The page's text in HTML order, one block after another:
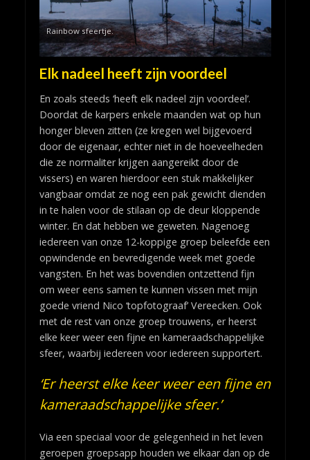
Rainbow sfeertje.
Elk nadeel heeft zijn voordeel
En zoals steeds ‘heeft elk nadeel zijn voordeel’.
Doordat de karpers enkele maanden wat op hun
honger bleven zitten (ze kregen wel bijgevoerd
door de eigenaar, echter niet in de hoeveelheden
die ze normaliter krijgen aangereikt door de
vissers) en waren hierdoor een stuk makkelijker
vangbaar omdat ze nog een pak gewicht dienden
in te halen voor de stilaan op de deur kloppende
winter. En dat hebben we geweten. Nagenoeg
iedereen van onze 12-koppige groep beleefde een
opwindende en bevredigende week met goede
vangsten. En het was bovendien ontzettend fijn
om weer eens samen te kunnen vissen met mijn
goede vriend Nico ‘topfotograaf’ Vereecken. Ook
met de rest van onze groep trouwens, er heerst
elke keer weer een fijne en kameraadschappelijke
sfeer, waarbij iedereen voor iedereen supportert.
‘Er heerst elke keer weer een fijne en
kameraadschappelijke sfeer.’
Via een speciaal voor de gelegenheid in het leven
geroepen groepsapp houden we elkaar dan op de